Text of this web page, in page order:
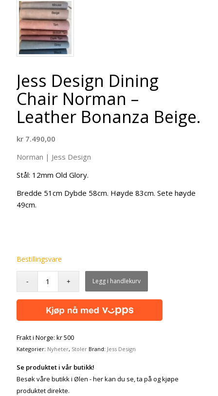
Jess Design Dining
Chair Norman –
Leather Bonanza Beige.
kr7.490,00
Norman | Jess Design
Stål: 12mm Old Glory.
Bredde 51cm Dybde 58cm. Høyde 83cm. Sete høyde
49cm.
Bestillingsvare
Legg i handlekurv
Frakt i Norge: kr 500
Kategorier: Nyheter, Stoler Brand: Jess Design
Se produktet i vår butikk!
Besøk våre butikk i Ølen - her kan du se, ta på og kjøpe
produktet direkte.